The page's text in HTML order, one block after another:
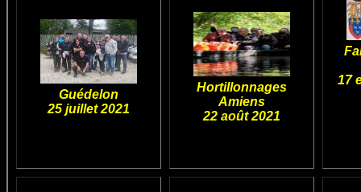
Guédelon
25 juillet 2021
Hortillonnages
Amiens
22 août 2021
17